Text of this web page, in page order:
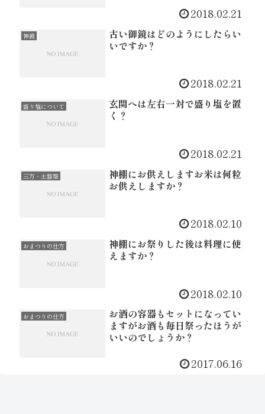
2018.02.21
神鏡
古い御鏡はどのようにしたらい
いですか？
2018.02.21
盛り塩について
玄関へは左右一対で盛り塩を置
く？
2018.02.21
三方・土器類
神棚にお供えしますお米は何粒
お供えしますか？
2018.02.10
おまつりの仕方
神棚にお祭りした後は料理に使
えますか？
2018.02.10
おまつりの仕方
お酒の容器もセットになってい
ますがお酒も毎日祭ったほうが
いいのでしょうか？
2017.06.16